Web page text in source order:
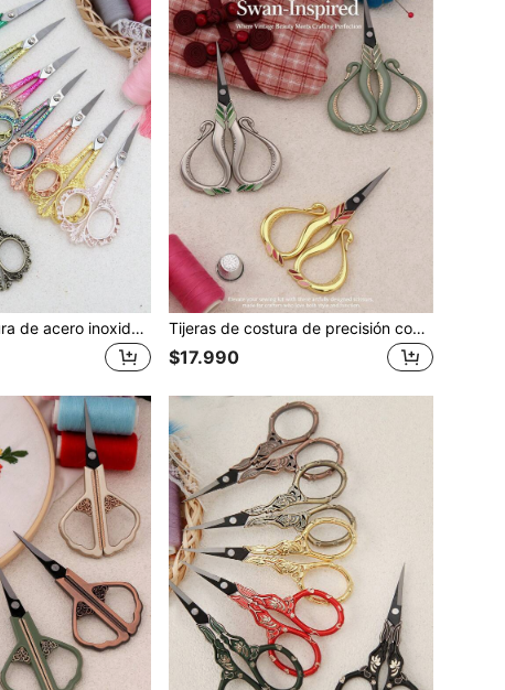
Tijeras de costura de acero inoxidable vintage, tijeras pequeñas con punta afilada hechas a mano, tijeras de bordado, tijeras pequeñas para manualidades adecuadas para cortar tela, bordado, costura y cortar papel de oficina Tijeras de costura de precisión con forma de cisne elegante, tijeras pequeñas de acero inoxidable con punta afilada para punto de cruz, costura, corte de tela, manualidades DIY, suministros de oficina de papel, recorte de cejas y uso multiusos. Regalo perfecto para entusiastas del DIY. Adecuado para corte de cintas, inauguración de casa, inauguración de negocios, bodas y otras ocasiones festivas.
$17.990